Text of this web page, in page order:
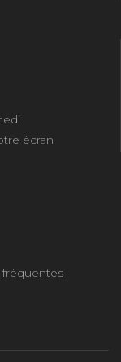
écran
fréquentes